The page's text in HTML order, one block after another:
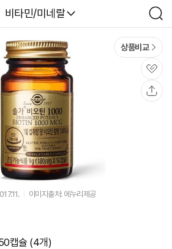
다나와
비타민/미네랄
검
색
상품비교
관
심
이미지출처: 에누리제공
캡슐 (4개)